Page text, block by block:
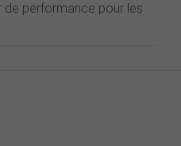
de performance pour les